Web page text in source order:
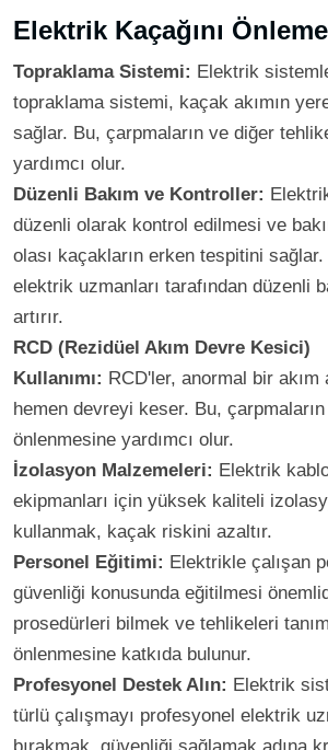
Elektrik Kaçağını
Topraklama Sistemi: Elektrik
topraklama sistemi, kaçak akımın
sağlar. Bu, çarpmaların ve diğer
yardımcı olur.
Düzenli Bakım ve Kontroller:
düzenli olarak kontrol edilmesi ve
olası kaçakların erken tespitini
elektrik uzmanları tarafından düzenli
artırır.
RCD (Rezidüel Akım Devre Kesici)
Kullanımı: RCD'ler, anormal bir akım
hemen devreyi keser. Bu, çarpmaların
önlenmesine yardımcı olur.
İzolasyon Malzemeleri: Elektrik
ekipmanları için yüksek kaliteli
kullanmak, kaçak riskini azaltır.
Personel Eğitimi: Elektrikle çalışan
güvenliği konusunda eğitilmesi
prosedürleri bilmek ve tehlikeleri
önlenmesine katkıda bulunur.
Profesyonel Destek Alın: Elektrik
türlü çalışmayı profesyonel elektrik
bırakmak, güvenliği sağlamak adına